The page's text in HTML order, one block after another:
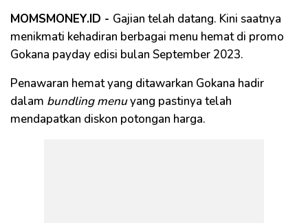
MOMSMONEY.ID - Gajian telah datang. Kini saatnya
menikmati kehadiran berbagai menu hemat di promo
Gokana payday edisi bulan September 2023.
Penawaran hemat yang ditawarkan Gokana hadir
dalam bundling menuyang pastinya telah
mendapatkan diskon potongan harga.